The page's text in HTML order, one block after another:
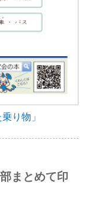
り物」
まとめて印